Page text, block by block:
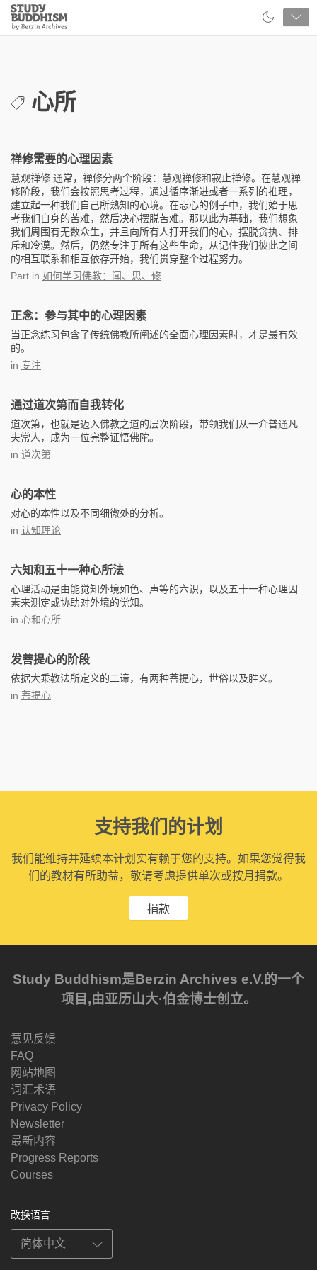
Close
Study
Buddhism
心所
禅修需要的心理因素
慧观禅修 通常，禅修分两个阶段：慧观禅修和寂止禅修。在慧观禅
修阶段，我们会按照思考过程，通过循序渐进或者一系列的推理，
建立起一种我们自己所熟知的心境。在悲心的例子中，我们始于思
考我们自身的苦难，然后决心摆脱苦难。那以此为基础，我们想象
我们周围有无数众生，并且向所有人打开我们的心，摆脱贪执、排
斥和冷漠。然后，仍然专注于所有这些生命，从记住我们彼此之间
的相互联系和相互依存开始，我们贯穿整个过程努力。...
Part in 如何学习佛教：闻、思、修
正念：参与其中的心理因素
当正念练习包含了传统佛教所阐述的全面心理因素时，才是最有效
的。
in 专注
通过道次第而自我转化
道次第，也就是迈入佛教之道的层次阶段，带领我们从一介普通凡
夫常人，成为一位完整证悟佛陀。
in 道次第
心的本性
对心的本性以及不同细微处的分析。
in 认知理论
六知和五十一种心所法
心理活动是由能觉知外境如色、声等的六识，以及五十一种心理因
素来测定或协助对外境的觉知。
in 心和心所
发菩提心的阶段
依据大乘教法所定义的二谛，有两种菩提心，世俗以及胜义。
in 菩提心
支持我们的计划
我们能维持并延续本计划实有赖于您的支持。如果您觉得我
们的教材有所助益，敬请考虑提供单次或按月捐款。
捐款
Study Buddhism是Berzin Archives e.V.的一个
项目,由亚历山大·伯金博士创立。
意见反馈
FAQ
网站地图
词汇术语
Privacy Policy
Newsletter
最新内容
Progress Reports
Courses
改换语言